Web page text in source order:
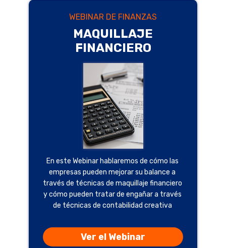
En este Webinar hablaremos de cómo las
empresas pueden mejorar su balance a
través de técnicas de maquillaje financiero
y cómo pueden tratar de engañar a través
de técnicas de contabilidad creativa
MAQUILLAJE
FINANCIERO
WEBINAR DE FINANZAS
Ver el Webinar